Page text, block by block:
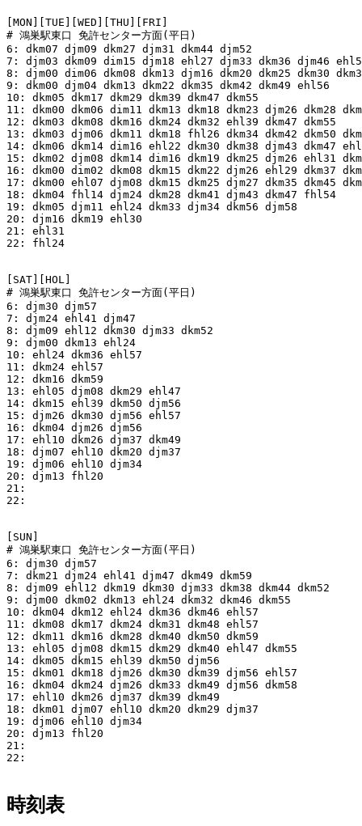
[MON][TUE][WED][THU][FRI]
# 鴻巣駅東口 免許センター方面(平日)
6: dkm07 djm09 dkm27 djm31 dkm44 djm52
7: djm03 dkm09 dim15 djm18 ehl27 djm33 dkm36 djm46
8: djm00 dim06 dkm08 dkm13 djm16 dkm20 dkm25 dkm30
9: dkm00 djm04 dkm13 dkm22 dkm35 dkm42 dkm49 ehl56
10: dkm05 dkm17 dkm29 dkm39 dkm47 dkm55
11: dkm00 dkm06 dim11 dkm13 dkm18 dkm23 djm26 dkm28
12: dkm03 dkm08 dkm16 dkm24 dkm32 ehl39 dkm47 dkm55
13: dkm03 djm06 dkm11 dkm18 fhl26 dkm34 dkm42 dkm50
14: dkm06 dkm14 dim16 ehl22 dkm30 dkm38 djm43 dkm47
15: dkm02 djm08 dkm14 dim16 dkm19 dkm25 djm26 ehl31
16: dkm00 dim02 dkm08 dkm15 dkm22 djm26 ehl29 dkm37
17: dkm00 ehl07 djm08 dkm15 dkm25 djm27 dkm35 dkm45
18: dkm04 fhl14 djm24 dkm28 dkm41 djm43 dkm47 fhl54
19: dkm05 djm11 ehl24 dkm33 djm34 dkm56 djm58
20: djm16 dkm19 ehl30
21: ehl31
22: fhl24
[SAT][HOL]
# 鴻巣駅東口 免許センター方面(平日)
6: djm30 djm57
7: djm24 ehl41 djm47
8: djm09 ehl12 dkm30 djm33 dkm52
9: djm00 dkm13 ehl24
10: ehl24 dkm36 ehl57
11: dkm24 ehl57
12: dkm16 dkm59
13: ehl05 djm08 dkm29 ehl47
14: dkm15 ehl39 dkm50 djm56
15: djm26 dkm30 djm56 ehl57
16: dkm04 djm26 djm56
17: ehl10 dkm26 djm37 dkm49
18: djm07 ehl10 dkm20 djm37
19: djm06 ehl10 djm34
20: djm13 fhl20
21:
22:
[SUN]
# 鴻巣駅東口 免許センター方面(平日)
6: djm30 djm57
7: dkm21 djm24 ehl41 djm47 dkm49 dkm59
8: djm09 ehl12 dkm19 dkm30 djm33 dkm38 dkm44 dkm52
9: djm00 dkm02 dkm13 ehl24 dkm32 dkm46 dkm55
10: dkm04 dkm12 ehl24 dkm36 dkm46 ehl57
11: dkm08 dkm17 dkm24 dkm31 dkm48 ehl57
12: dkm11 dkm16 dkm28 dkm40 dkm50 dkm59
13: ehl05 djm08 dkm15 dkm29 dkm40 ehl47 dkm55
14: dkm05 dkm15 ehl39 dkm50 djm56
15: dkm01 dkm18 djm26 dkm30 dkm39 djm56 ehl57
16: dkm04 dkm24 djm26 dkm33 dkm49 djm56 dkm58
17: ehl10 dkm26 djm37 dkm39 dkm49
18: dkm01 djm07 ehl10 dkm20 dkm29 djm37
19: djm06 ehl10 djm34
20: djm13 fhl20
21:
22:
時刻表